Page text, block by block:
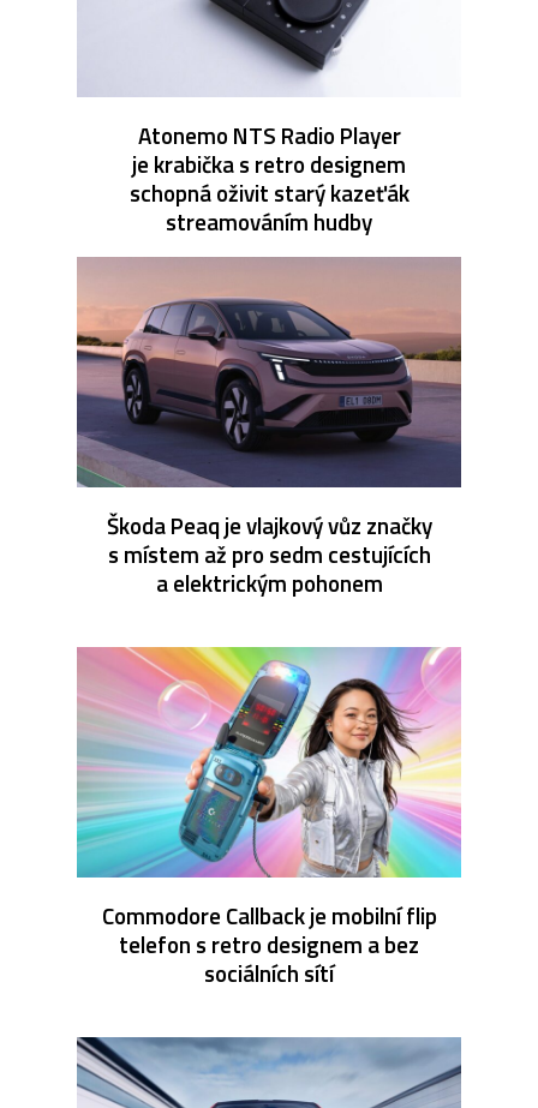
Atonemo NTS Radio Player
je krabička s retro designem
schopná oživit starý kazeťák
streamováním hudby
Škoda Peaq je vlajkový vůz značky
s místem až pro sedm cestujících
a elektrickým pohonem
Commodore Callback je mobilní flip
telefon s retro designem a bez
sociálních sítí